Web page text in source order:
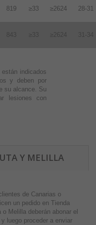
819 ≥33 ≥2624 28-31
843 ≥33 ≥2624 31-34
indicados
y deben por
su alcance. Su
lesiones con
Y MELILLA
de Canarias o
un pedido en Tienda
Melilla deberán abonar el
luego proceder a enviar